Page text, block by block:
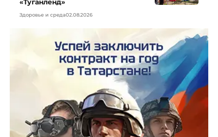
«Туганленд»
Здоровье и среда02.08.2026